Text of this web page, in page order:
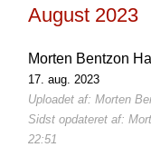
August 2023
Morten Bentzon
17. aug. 2023
Uploadet af: Morten
Sidst opdateret af:
22:51